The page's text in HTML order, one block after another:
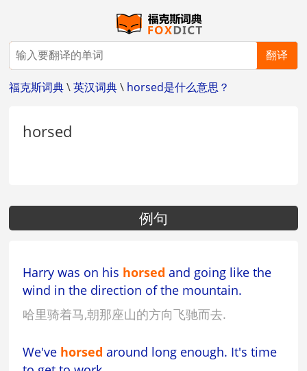
翻译
福克斯词典\英汉词典\ horsed是什么意思？
horsed
例句
Harry was on his horsed and going like the
wind in the direction of the mountain.
哈里骑着马,朝那座山的方向飞驰而去.
We've horsed around long enough. It's time